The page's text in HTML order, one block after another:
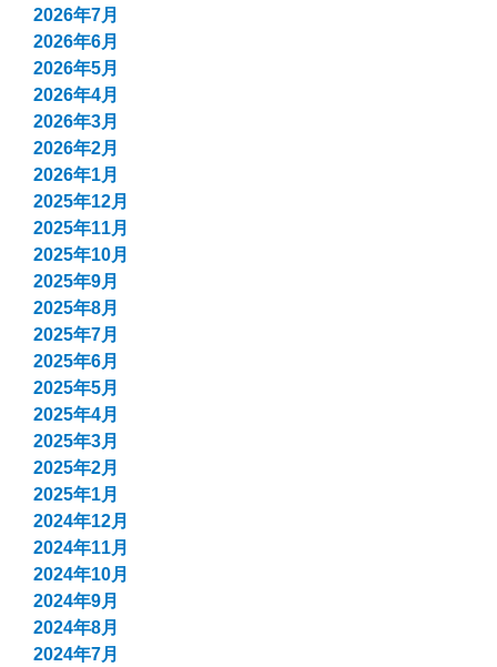
2026年7月
2026年6月
2026年5月
2026年4月
2026年3月
2026年2月
2026年1月
2025年12月
2025年11月
2025年10月
2025年9月
2025年8月
2025年7月
2025年6月
2025年5月
2025年4月
2025年3月
2025年2月
2025年1月
2024年12月
2024年11月
2024年10月
2024年9月
2024年8月
2024年7月